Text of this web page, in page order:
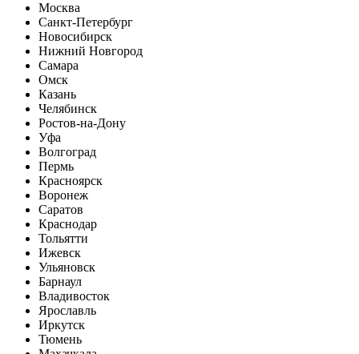
Москва
Санкт-Петербург
Новосибирск
Нижний Новгород
Самара
Омск
Казань
Челябинск
Ростов-на-Дону
Уфа
Волгоград
Пермь
Красноярск
Воронеж
Саратов
Краснодар
Тольятти
Ижевск
Ульяновск
Барнаул
Владивосток
Ярославль
Иркутск
Тюмень